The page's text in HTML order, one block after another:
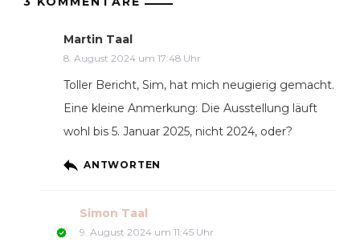
Martin Taal
8. August 2024 um 17:48 Uhr
Toller Bericht, Sim, hat mich neugierig gemacht.
Eine kleine Anmerkung: Die Ausstellung läuft
wohl bis 5. Januar 2025, nicht 2024, oder?
ANTWORTEN
Simon Taal
9. August 2024 um 11:45 Uhr